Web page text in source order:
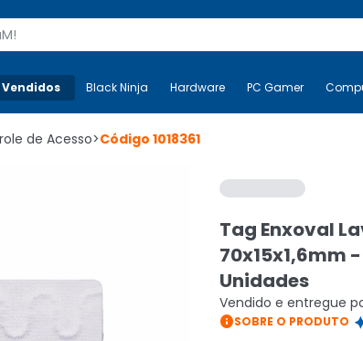
Mais-v- Black Ninja Hardware PC
Black Ninja Hardware PC Gamer
de Acesso>Código 1018361
Tag Enxoval
70x15x1,6mm -
Unidades
Vendido e entregue
SOBRE O PRODUTO